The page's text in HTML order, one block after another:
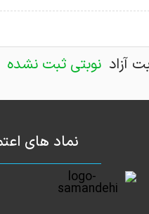
آزاد نوبتی ثبت نشده
نماد های